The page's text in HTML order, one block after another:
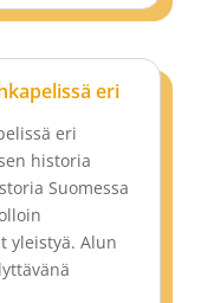
eri
eri
historia
Suomessa
yleistyä. Alun